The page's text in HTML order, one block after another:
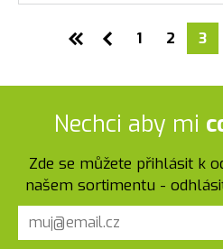
1 2 3
Nechci aby mi
Zde se můžete přihlásit k
našem sortimentu -